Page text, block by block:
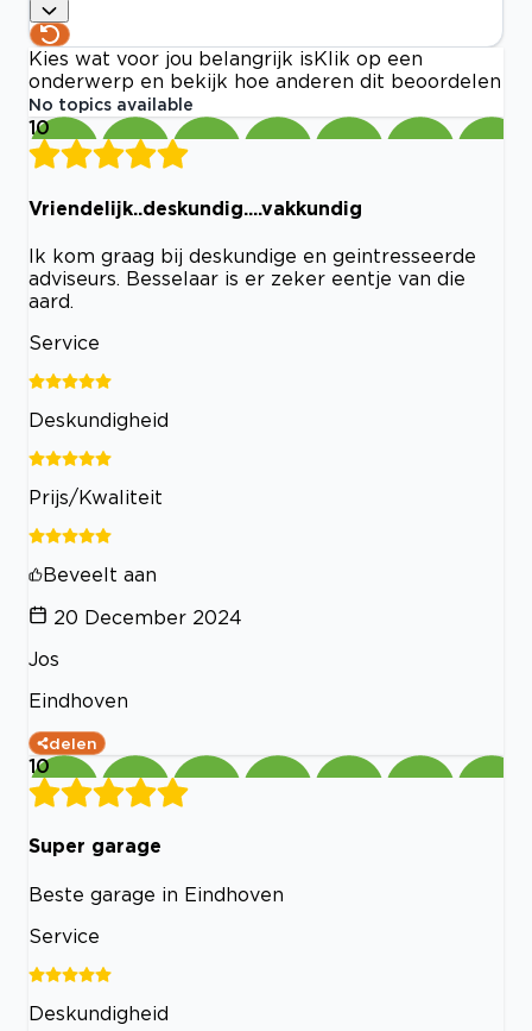
Kies wat voor jou belangrijk is Klik op een
onderwerp en bekijk hoe anderen dit beoordelen
No topics available
10
Vriendelijk..deskundig....vakkundig
Ik kom graag bij deskundige en geintresseerde
adviseurs. Besselaar is er zeker eentje van die
aard.
Service
Deskundigheid
Prijs/Kwaliteit
Beveelt aan
20 December 2024
Jos
Eindhoven
delen
10
Super garage
Beste garage in Eindhoven
Service
Deskundigheid